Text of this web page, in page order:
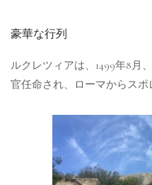
豪華な行列
ルクレツィアは、1499年8月
官任命され、ローマからスポ